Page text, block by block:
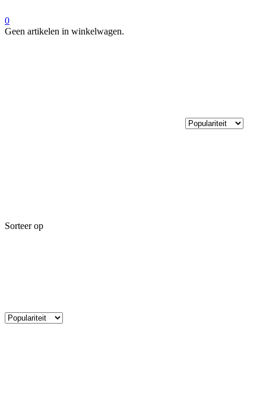
0
Geen artikelen in winkelwagen.
Sorteer op